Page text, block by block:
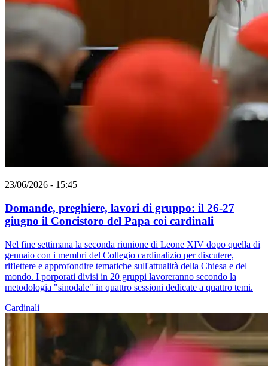
23/06/2026 - 15:45
Domande, preghiere, lavori di gruppo: il 26-27
giugno il Concistoro del Papa coi cardinali
Nel fine settimana la seconda riunione di Leone XIV dopo quella di
gennaio con i membri del Collegio cardinalizio per discutere,
riflettere e approfondire tematiche sull'attualità della Chiesa e del
mondo. I porporati divisi in 20 gruppi lavoreranno secondo la
metodologia "sinodale" in quattro sessioni dedicate a quattro temi.
Cardinali